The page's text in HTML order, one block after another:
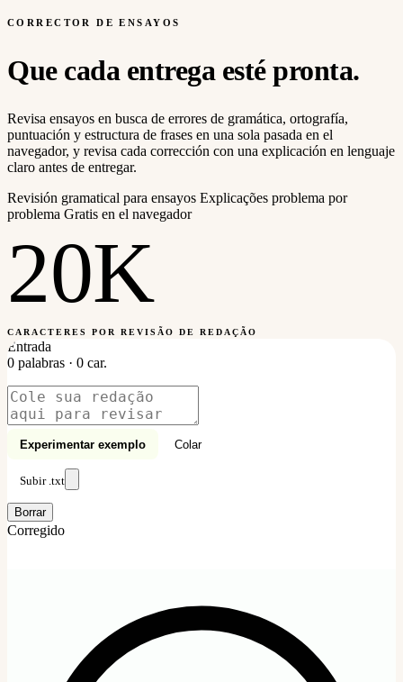
CORRECTOR DE ENSAYOS
Que cada entrega estépronta.
Revisa ensayos en busca de errores de gramática, ortografía,
puntuación y estructura de frases en una sola pasada en el
navegador, y revisa cada corrección con una explicación en lenguaje
claro antes de entregar.
Revisión gramatical para ensayos Explicações problema por
problema Gratis en el navegador
20K
CARACTERES POR REVISÃO DE REDAÇÃO
Entrada
0 palabras · 0 car.
Experimentar exemplo Colar
Subir .txt
Borrar
Corregido